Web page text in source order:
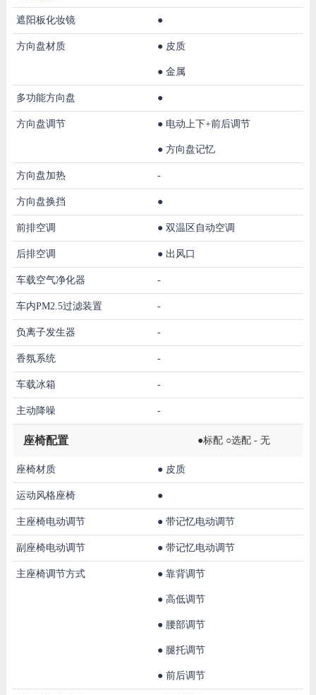
遮阳板化妆镜 ●
方向盘材质 ● 皮质
● 金属
多功能方向盘 ●
方向盘调节 ● 电动上下+前后调节
● 方向盘记忆
方向盘加热 -
方向盘换挡 ●
前排空调 ● 双温区自动空调
后排空调 ● 出风口
车载空气净化器 -
车内PM2.5过滤装置 -
负离子发生器 -
香氛系统 -
车载冰箱 -
主动降噪 -
座椅配置 ●标配 ○选配 - 无
座椅材质 ● 皮质
运动风格座椅 ●
主座椅电动调节 ● 带记忆电动调节
副座椅电动调节 ● 带记忆电动调节
主座椅调节方式 ● 靠背调节
● 高低调节
● 腰部调节
● 腿托调节
● 前后调节